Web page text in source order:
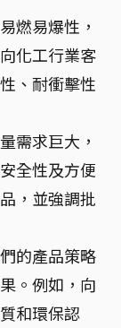
燃易爆性，
化工行業客
、耐衝擊性
需求巨大，
全性及方便
，並強調批
的產品策略
。例如，向
和環保認